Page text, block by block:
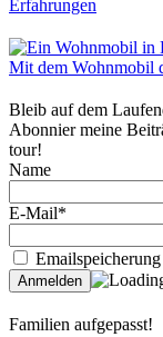
Erfahrungen
Mit dem Wohnmobil
Bleib auf dem
Abonnier meine
tour!
Name
E-Mail*
Familien aufgepasst!